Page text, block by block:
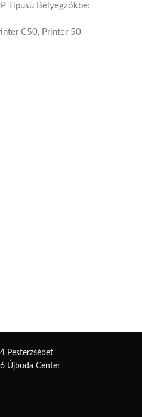
Típusú Bélyegzőkbe:
C50, Printer 50
Pesterzsébet
Újbuda Center